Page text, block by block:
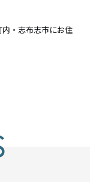
・志布志市にお住